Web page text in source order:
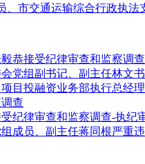
、市交通运输综合行政执
恭接受纪律审查和监察调查
党组副书记、副主任林文
目投融资业务部执行总经
查
纪律审查和监察调查-执纪
成员、副主任蒋同根严重